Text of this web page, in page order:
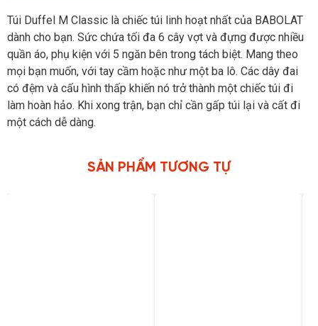
Túi Duffel M Classic là chiếc túi linh hoạt nhất của BABOLAT
dành cho bạn. Sức chứa tối đa 6 cây vợt và đựng được nhiều
quần áo, phụ kiện với 5 ngăn bên trong tách biệt. Mang theo
mọi bạn muốn, với tay cầm hoặc như một ba lô. Các dây đai
có đệm và cấu hình thấp khiến nó trở thành một chiếc túi đi
làm hoàn hảo. Khi xong trận, bạn chỉ cần gấp túi lại và cất đi
một cách dễ dàng.
SẢN PHẨM TƯƠNG TỰ